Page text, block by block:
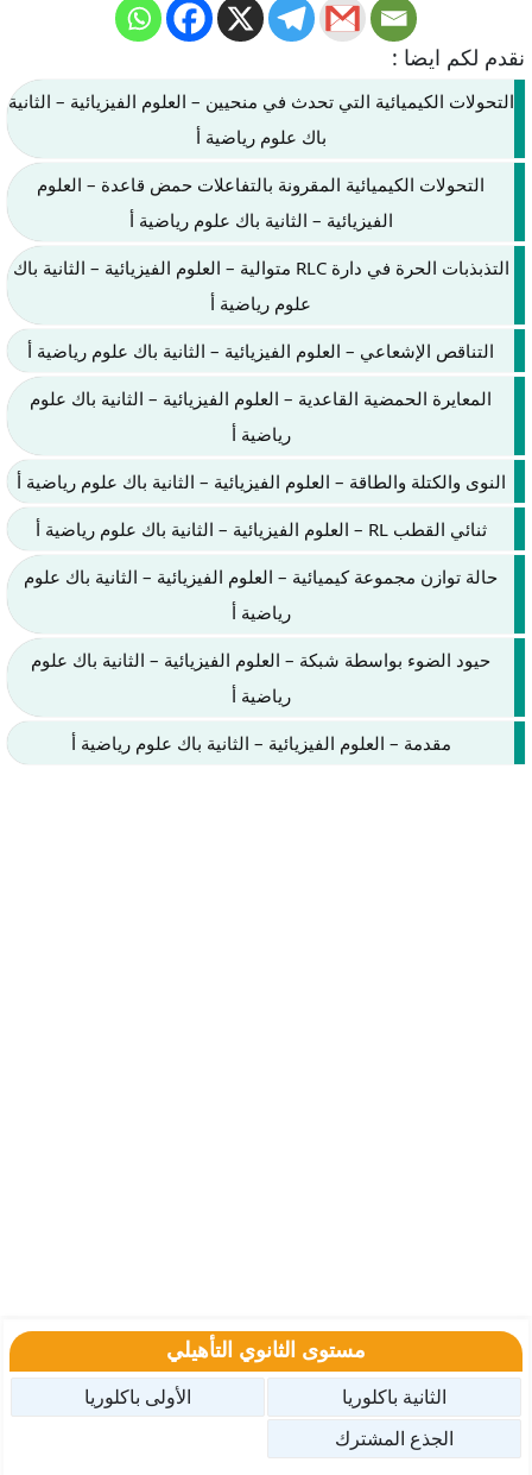
نقدم لكم ايضا :
التحولات الكيميائية التي تحدث في منحيين – العلوم الفيزيائية – الثانية
باك علوم رياضية أ
التحولات الكيميائية المقرونة بالتفاعلات حمض قاعدة – العلوم
الفيزيائية – الثانية باك علوم رياضية أ
التذبذبات الحرة في دارة RLC متوالية – العلوم الفيزيائية – الثانية باك
علوم رياضية أ
التناقص الإشعاعي – العلوم الفيزيائية – الثانية باك علوم رياضية أ
المعايرة الحمضية القاعدية – العلوم الفيزيائية – الثانية باك علوم
رياضية أ
النوى والكتلة والطاقة – العلوم الفيزيائية – الثانية باك علوم رياضية أ
ثنائي القطب RL – العلوم الفيزيائية – الثانية باك علوم رياضية أ
حالة توازن مجموعة كيميائية – العلوم الفيزيائية – الثانية باك علوم
رياضية أ
حيود الضوء بواسطة شبكة – العلوم الفيزيائية – الثانية باك علوم
رياضية أ
مقدمة – العلوم الفيزيائية – الثانية باك علوم رياضية أ
مستوى الثانوي التأهيلي
الثانية باكلوريا
الأولى باكلوريا
الجذع المشترك